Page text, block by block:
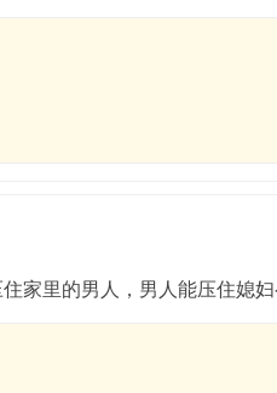
家里的男人，男人能压住媳